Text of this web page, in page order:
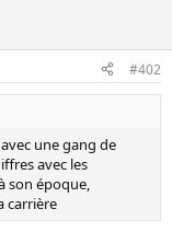
#402
une gang de
avec les
son époque,
carrière